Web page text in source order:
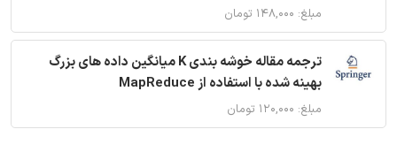
مبلغ: ۱۴۸,۰۰۰ تومان
ترجمه مقاله خوشه بندی K میانگین داده های بزرگ
بهینه شده با استفاده از MapReduce
مبلغ: ۱۲۰,۰۰۰ تومان